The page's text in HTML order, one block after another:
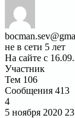
не в сети 5 лет
На сайте с
Участник
Тем 106
Сообщения 413
4
5 ноября 2020